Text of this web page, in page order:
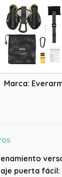
Marca:
puerta fácil: